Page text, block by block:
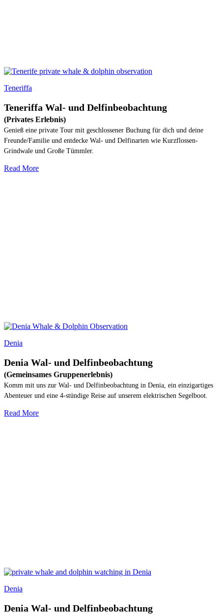
Teneriffa
Teneriffa Wal- und Delfinbeobachtung
(Privates Erlebnis)
Genieß eine private Tour mit geschlossener Buchung für dich und deine
Freunde/Familie und entdecke Wal- und Delfinarten wie Kurzflossen-
Grindwale und Große Tümmler.
Read More
Denia
Denia Wal- und Delfinbeobachtung
(Gemeinsames Gruppenerlebnis)
Komm mit uns zur Wal- und Delfinbeobachtung in Denia, ein einzigartiges
Abenteuer und eine 4-stündige Reise auf unserem elektrischen Segelboot.
Read More
Denia
Denia Wal- und Delfinbeobachtung